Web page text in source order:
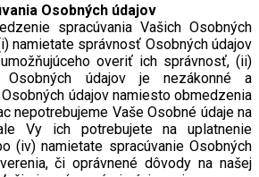
Osobných údajov
spracúvania Vašich Osobných
namietate správnosť Osobných údajov
overiť ich správnosť, (ii)
Osobných údajov je nezákonné a
údajov namiesto obmedzenia
nepotrebujeme Vaše Osobné údaje na
Vy ich potrebujete na uplatnenie
(iv) namietate spracúvanie Osobných
či oprávnené dôvody na našej